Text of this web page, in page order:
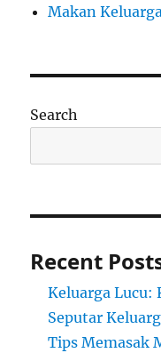
Makan
Search
Recent
Keluarga Lucu:
Seputar
Tips Memasak